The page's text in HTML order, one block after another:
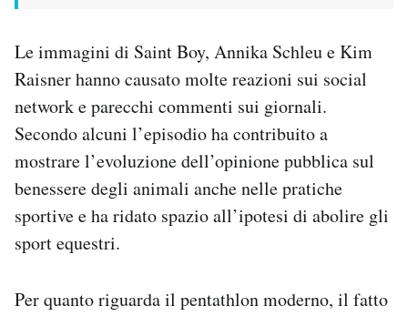
Le immagini di Saint Boy, Annika Schleu e Kim
Raisner hanno causato molte reazioni sui social
network e parecchi commenti sui giornali.
Secondo alcuni l’episodio ha contribuito a
mostrare l’evoluzione dell’opinione pubblica sul
benessere degli animali anche nelle pratiche
sportive e ha ridato spazio all’ipotesi di abolire gli
sport equestri.
Per quanto riguarda il pentathlon moderno, il fatto